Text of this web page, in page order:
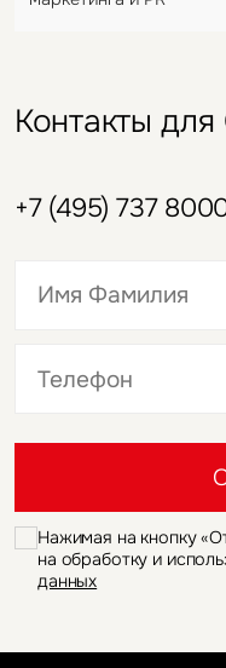
Контакты
+7 (495) 737
Нажимая на кнопку
на обработку и
данных